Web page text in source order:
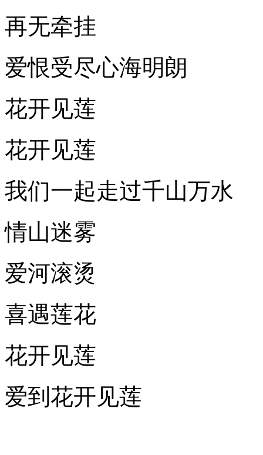
再无牵挂
爱恨受尽心海明朗
花开见莲
花开见莲
我们一起走过千山万水
情山迷雾
爱河滚烫
喜遇莲花
花开见莲
爱到花开见莲